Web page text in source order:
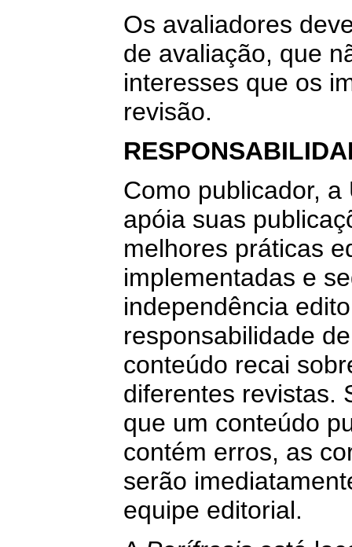
Os avaliadores
de avaliação, que
interesses que os
revisão.
Como publicador,
apóia suas
melhores práticas
implementadas e
independência
responsabilidade
conteúdo recai
diferentes revistas.
que um conteúdo
contém erros, as
serão
equipe editorial.